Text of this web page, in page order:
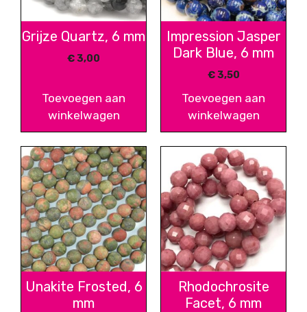
Grijze Quartz, 6 mm
€3,00
Toevoegen aan
winkelwagen
Impression Jasper
Dark Blue, 6 mm
€3,50
Toevoegen aan
winkelwagen
Unakite Frosted, 6
mm
Rhodochrosite
Facet, 6 mm